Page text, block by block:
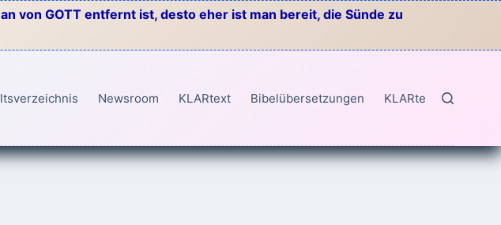
von GOTT entfernt ist, desto eher ist man bereit, die Sünde zu
Newsroom KLARtext Bibelübersetzungen KLARtext